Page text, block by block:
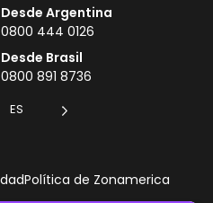
Desde Argentina
0800 444 0126
Desde Brasil
0800 891 8736
ES
Política de Zonamerica